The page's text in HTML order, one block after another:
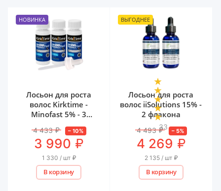
НОВИНКА
Лосьон для роста
волос Kirktime -
Minofast 5% - 3
4 433 ₽ – 10%
3 990 ₽
1 330 / шт ₽
В корзину
ВЫГОДНЕЕ
33
Лосьон для роста
волос iiSolutions 15% -
2 флакона
4 493 ₽ – 5%
4 269 ₽
2 135 / шт ₽
В корзину